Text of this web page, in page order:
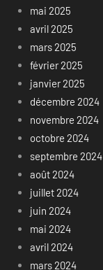
mai 2025
avril 2025
mars 2025
février 2025
janvier 2025
décembre 2024
novembre 2024
octobre 2024
septembre 2024
août 2024
juillet 2024
juin 2024
mai 2024
avril 2024
mars 2024